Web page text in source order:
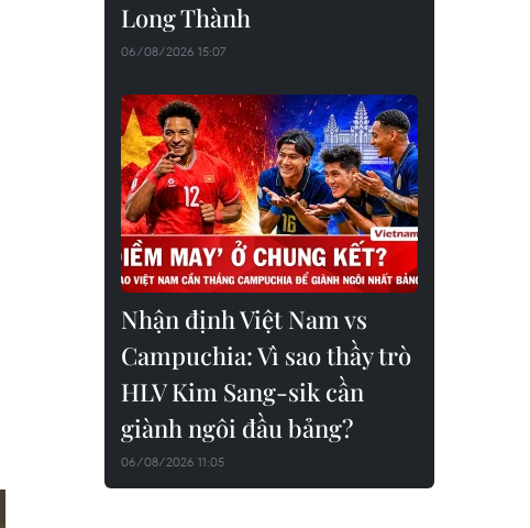
Long Thành
06/08/2026 15:07
Nhận định Việt Nam vs
Campuchia: Vì sao thầy trò
HLV Kim Sang-sik cần
giành ngôi đầu bảng?
06/08/2026 11:05